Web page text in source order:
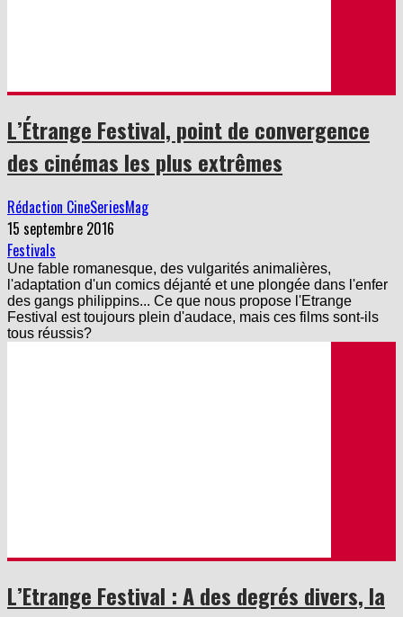
L’Étrange Festival, point de convergence
des cinémas les plus extrêmes
Rédaction CineSeriesMag
15 septembre 2016
Festivals
Une fable romanesque, des vulgarités animalières,
l'adaptation d'un comics déjanté et une plongée dans l'enfer
des gangs philippins... Ce que nous propose l'Etrange
Festival est toujours plein d'audace, mais ces films sont-ils
tous réussis?
L’Etrange Festival : A des degrés divers, la